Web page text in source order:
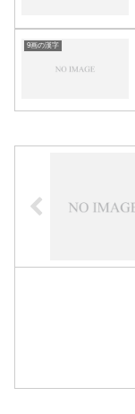
9画の漢字